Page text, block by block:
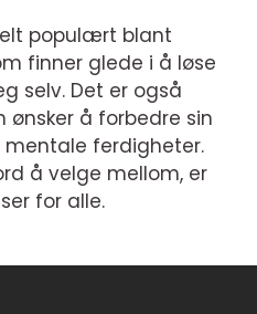
populært blant
finner glede i å løse
selv. Det er også
å forbedre sin
mentale ferdigheter.
å velge mellom, er
for alle.